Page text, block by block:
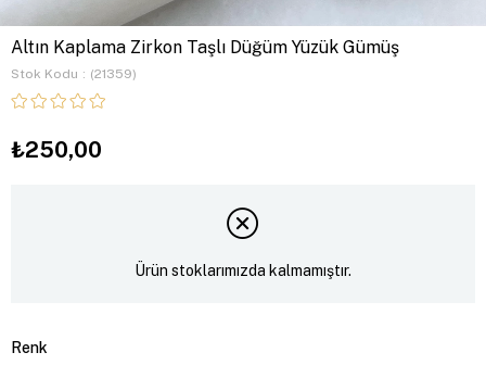
Altın Kaplama Zirkon Taşlı Düğüm Yüzük Gümüş
Stok Kodu (21359)
₺250,00
Ürün stoklarımızda kalmamıştır.
Renk